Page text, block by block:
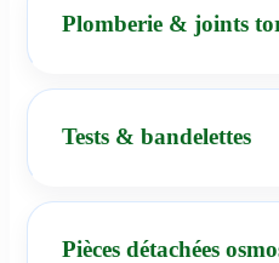
Plomberie & joints
Tests & bandelettes
Pièces détachées